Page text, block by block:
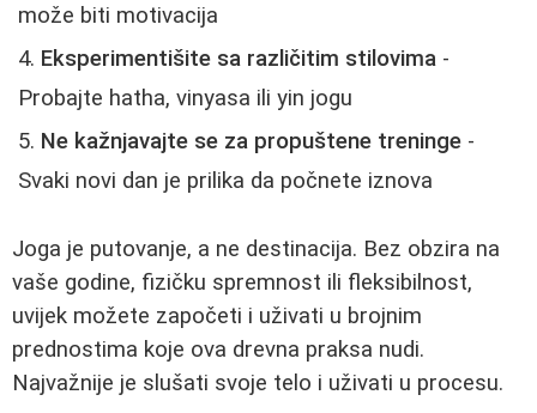
može biti motivacija
Eksperimentišite sa različitim stilovima -
Probajte hatha, vinyasa ili yin jogu
Ne kažnjavajte se za propuštene treninge -
Svaki novi dan je prilika da počnete iznova
Joga je putovanje, a ne destinacija. Bez obzira na
vaše godine, fizičku spremnost ili fleksibilnost,
uvijek možete započeti i uživati u brojnim
prednostima koje ova drevna praksa nudi.
Najvažnije je slušati svoje telo i uživati u procesu.